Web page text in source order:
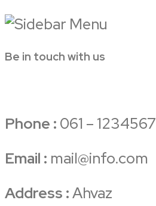
Be in touch with us
Phone : 061 – 1234567
Email : mail@info.com
Address :Ahvaz